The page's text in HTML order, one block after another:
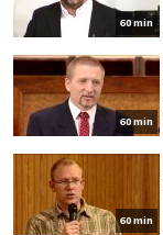
60 min
60 min
60 min